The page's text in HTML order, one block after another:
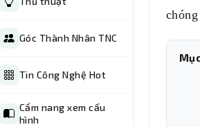
Góc Thành Nhân TNC
Tin Công Nghệ Hot
Cẩm nang xem cấu
hình